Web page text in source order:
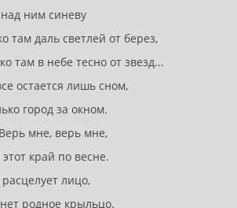
ним синеву
даль светлей от берез,
в небе тесно от звезд...
лишь сном,
город за окном.
мне, верь мне,
край по весне.
лицо,
родное крыльцо.